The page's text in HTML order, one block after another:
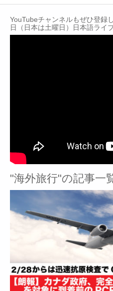
YouTubeチャンネルもぜひ登録
日（日本は土曜日）日本語ライ
"海外旅行"の記事一